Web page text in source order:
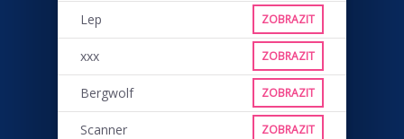
Lep ZOBRAZIT
xxx ZOBRAZIT
Bergwolf ZOBRAZIT
Scanner ZOBRAZIT